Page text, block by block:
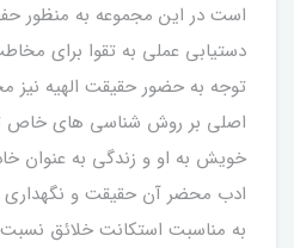
است در این مجموعه به منظور
دستیابی عملی به تقوا برای
توجه به حضور حقیقت الهیه نیز
اصلی بر روش شناسی های خاص
خویش به او و زندگی به عنوان
ادب محضر آن حقیقت و نگهداری
به مناسبت استکانت خلائق نسبت